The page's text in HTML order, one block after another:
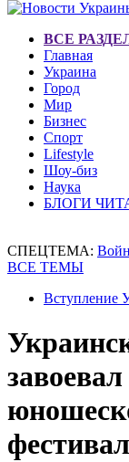
ВСЕ
Главная
Украина
Город
Мир
Бизнес
Спорт
Lifestyle
Шоу-биз
Наука
БЛОГИ
СПЕЦТЕМА:
ВСЕ ТЕМЫ
Вступление